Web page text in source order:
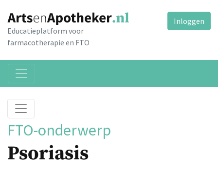
Educatieplatform voor
farmacotherapie en FTO
Inloggen
FTO-onderwerp
Psoriasis